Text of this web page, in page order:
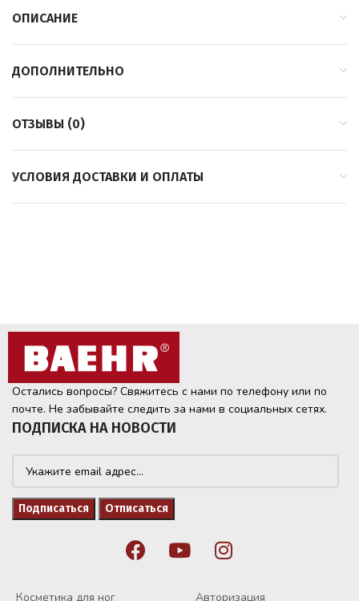
ОПИСАНИЕ
ДОПОЛНИТЕЛЬНО
ОТЗЫВЫ (0)
УСЛОВИЯ ДОСТАВКИ И ОПЛАТЫ
Остались вопросы? Свяжитесь с нами по телефону или по
почте. Не забывайте следить за нами в социальных сетях.
ПОДПИСКА НА НОВОСТИ
Косметика для ног Авторизация